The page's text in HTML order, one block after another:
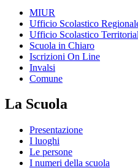
MIUR
Ufficio Scolastico
Ufficio Scolastico
Scuola in Chiaro
Iscrizioni On Line
Invalsi
Comune
La Scuola
Presentazione
I luoghi
Le persone
I numeri della scuola